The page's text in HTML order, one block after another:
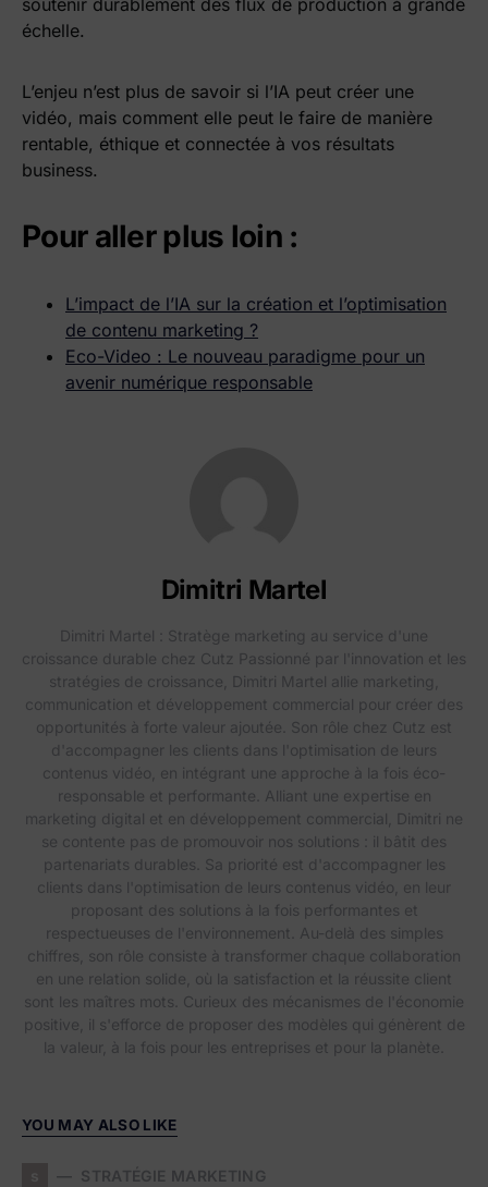
échelle.
L’enjeu n’est plus de savoir si l’IA peut créer une
vidéo, mais comment elle peut le faire de manière
rentable, éthique et connectée à vos résultats
business.
Pour aller plus loin :
L’impact de l’IA sur la création et l’optimisation
de contenu marketing ?
Eco-Video : Le nouveau paradigme pour un
avenir numérique responsable
Dimitri Martel
Dimitri Martel : Stratège marketing au service d'une
croissance durable chez Cutz Passionné par l'innovation et les
stratégies de croissance, Dimitri Martel allie marketing,
communication et développement commercial pour créer des
opportunités à forte valeur ajoutée. Son rôle chez Cutz est
d'accompagner les clients dans l'optimisation de leurs
contenus vidéo, en intégrant une approche à la fois éco-
responsable et performante. Alliant une expertise en
marketing digital et en développement commercial, Dimitri ne
se contente pas de promouvoir nos solutions : il bâtit des
partenariats durables. Sa priorité est d'accompagner les
clients dans l'optimisation de leurs contenus vidéo, en leur
proposant des solutions à la fois performantes et
respectueuses de l'environnement. Au-delà des simples
chiffres, son rôle consiste à transformer chaque collaboration
en une relation solide, où la satisfaction et la réussite client
sont les maîtres mots. Curieux des mécanismes de l'économie
positive, il s'efforce de proposer des modèles qui génèrent de
la valeur, à la fois pour les entreprises et pour la planète.
YOU MAY ALSO LIKE
STRATÉGIE MARKETING